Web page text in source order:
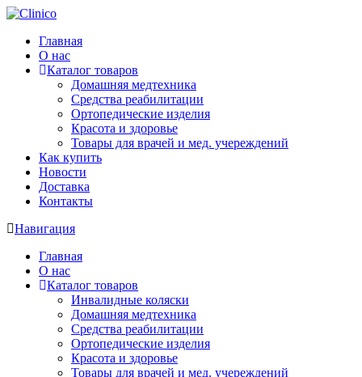
Главная
О нас
Каталог товаров
Домашняя медтехника
Средства реабилитации
Ортопедические изделия
Красота и здоровье
Товары для врачей и мед. учереждений
Как купить
Новости
Доставка
Контакты
Навигация
Главная
О нас
Каталог товаров
Инвалидные коляски
Домашняя медтехника
Средства реабилитации
Ортопедические изделия
Красота и здоровье
Товары для врачей и мед. учереждений